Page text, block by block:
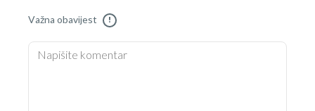
Važna obavijest !